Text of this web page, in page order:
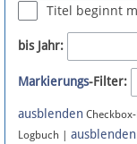
Newsletter
Bluesky
Facebook
Titel beginnt
bis Jahr:
Markierungs-Filter:
ausblenden
Logbuch | ausblenden